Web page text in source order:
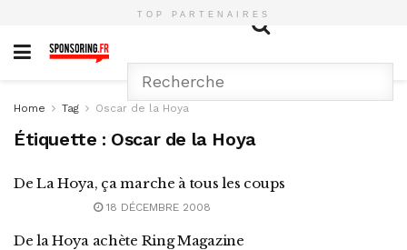
TOP PARTENAIRES
Home Tag Oscar de la Hoya
Étiquette : Oscar de la Hoya
De La Hoya, ça marche à tous les coups
18 DÉCEMBRE 2008
De la Hoya achète Ring Magazine